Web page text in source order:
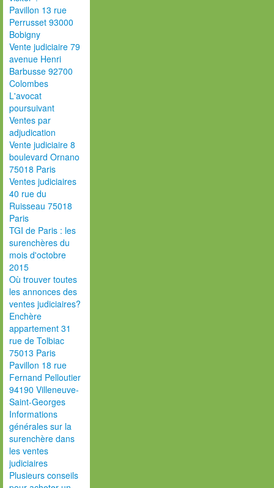
Pavillon 13 rue
Perrusset 93000
Bobigny
Vente judiciaire 79
avenue Henri
Barbusse 92700
Colombes
L'avocat
poursuivant
Ventes par
adjudication
Vente judiciaire 8
boulevard Ornano
75018 Paris
Ventes judiciaires
40 rue du
Ruisseau 75018
Paris
TGI de Paris : les
surenchères du
mois d'octobre
2015
Où trouver toutes
les annonces des
ventes judiciaires?
Enchère
appartement 31
rue de Tolbiac
75013 Paris
Pavillon 18 rue
Fernand Pelloutier
94190 Villeneuve-
Saint-Georges
Informations
générales sur la
surenchère dans
les ventes
judiciaires
Plusieurs conseils